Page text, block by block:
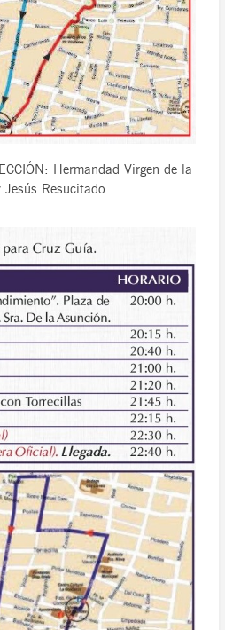
Hermandad Virgen de la
Jesús Resucitado